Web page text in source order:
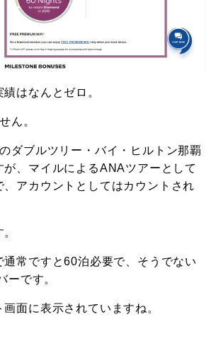
はなんとゼロ。
ん。
ダブルツリー・バイ・ヒルトン那覇
が、マイルによるANAツアーとして
、アカウントとしてはカウントされ
通常ですと60泊必要で、そうでない
ーです。
面に表示されていますね。